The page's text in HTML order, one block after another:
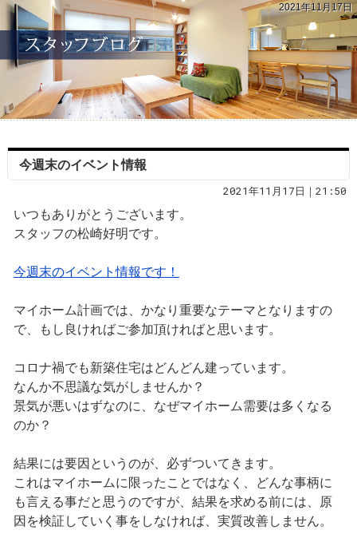
2021年11月17日
今週末のイベント情報
2021年11月17日｜21:50
いつもありがとうございます。
スタッフの松崎好明です。
今週末のイベント情報です！
マイホーム計画では、かなり重要なテーマとなりますの
で、もし良ければご参加頂ければと思います。
コロナ禍でも新築住宅はどんどん建っています。
なんか不思議な気がしませんか？
景気が悪いはずなのに、なぜマイホーム需要は多くなる
のか？
結果には要因というのが、必ずついてきます。
これはマイホームに限ったことではなく、どんな事柄に
も言える事だと思うのですが、結果を求める前には、原
因を検証していく事をしなければ、実質改善しません。